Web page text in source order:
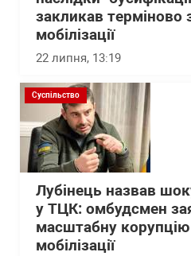
закликав терміново
мобілізації
22 липня, 13:19
Суспільство
Лубінець назвав
у ТЦК: омбудсмен
масштабну корупцію
мобілізації